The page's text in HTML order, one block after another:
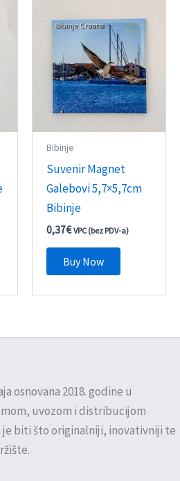
Bibinje
Suvenir Magnet
Galebovi 5,7×5,7cm
Bibinje
0,37€ VPC (bez PDV-a)
Buy Now
osnovana 2018. godine u
uvozom i distribucijom
je biti što originalniji, inovativniji te